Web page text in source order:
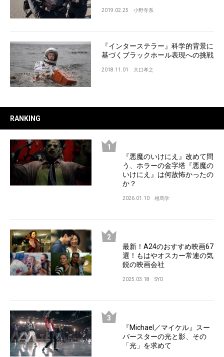
2019.02.25 小野寺系
『インターステラー』科学的背景に
基づくブラックホール表現への挑戦
2018.11.01 大口孝之
RANKING
『悪魔のいけにえ』改めて問
う、ホラーの金字塔『悪魔の
いけにえ』は何故怖かったの
か？
2026.01.10 相馬学
最新！A24のおすすめ映画67
選！もはやオスカー常連の気
鋭の映画会社
2025.03.18 SYO
『Michael／マイケル』スー
パースターの光と影、その
「光」を求めて